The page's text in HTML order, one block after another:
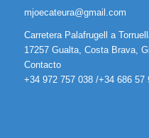
mjoecateura@gmail.com
Carretera Palafrugell a
17257 Gualta, Costa Brava,
Contacto
+34 972 757 038 /+34 686 57